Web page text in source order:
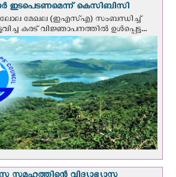
ഇടപെടണമെന്ന് കെ‌സി‌ബി‌സി
മേഖല (ഇഎസ്എ) സംബന്ധിച്ച്
കരട് വിജ്ഞാപനത്തിൽ ഉൾപ്പെട്ട...